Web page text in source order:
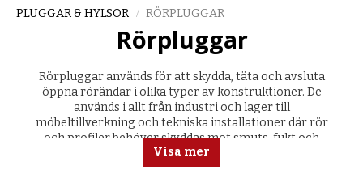
PLUGGAR & HYLSOR RÖRPLUGGAR
Rörpluggar
Rörpluggar används för att skydda, täta och avsluta
öppna rörändar i olika typer av konstruktioner. De
används i allt från industri och lager till
möbeltillverkning och tekniska installationer där rör
och profiler behöver skyddas mot smuts, fukt och
slitage.
Hos oss på Swedimport hittar du rörpluggar för runda
Visa mer